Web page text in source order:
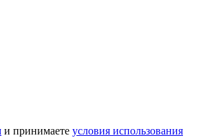
и принимаете условия использования